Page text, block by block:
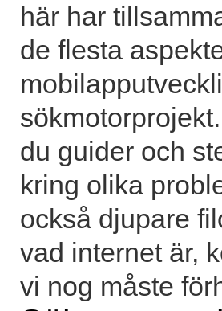
här har
de flesta
du guider och
kring olika
också djupare
vad internet är,
vi nog måste